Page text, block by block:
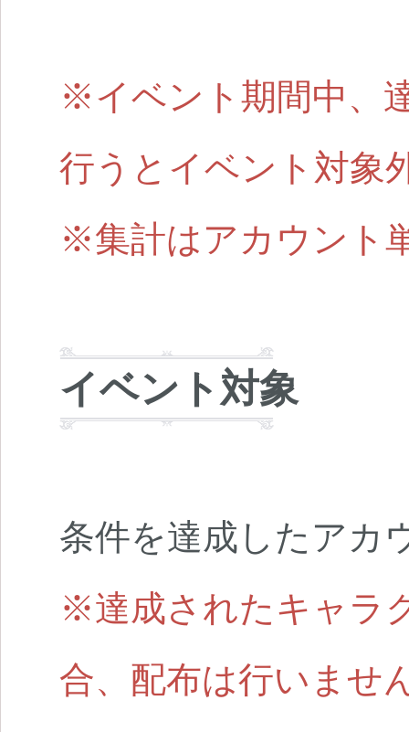
※イベント期間中、
行うとイベント対象
※集計はアカウント
イベント対象
条件を達成したアカ
※達成されたキャラ
合、配布は行いませ